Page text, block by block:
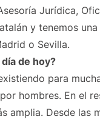
Jurídica,
y tenemos
o Sevilla.
de hoy?
para
hombres. En el
amplia. Desde las